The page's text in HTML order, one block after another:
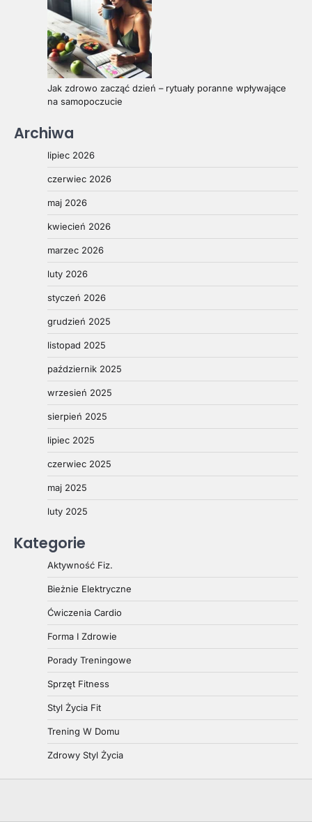
Jak zdrowo zacząć dzień – rytuały poranne wpływające
na samopoczucie
Archiwa
lipiec 2026
czerwiec 2026
maj 2026
kwiecień 2026
marzec 2026
luty 2026
styczeń 2026
grudzień 2025
listopad 2025
październik 2025
wrzesień 2025
sierpień 2025
lipiec 2025
czerwiec 2025
maj 2025
luty 2025
Kategorie
Aktywność Fiz.
Bieżnie Elektryczne
Ćwiczenia Cardio
Forma I Zdrowie
Porady Treningowe
Sprzęt Fitness
Styl Życia Fit
Trening W Domu
Zdrowy Styl Życia